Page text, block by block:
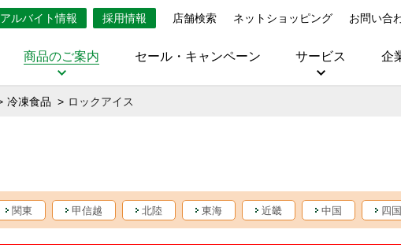
アルバイト情報 採用情報 店舗検索 ネットショッピング お問い合
商品のご案内 セール・キャンペーン サービス 企
冷凍食品 ロックアイス
関東 甲信越 北陸 東海 近畿 中国 四国